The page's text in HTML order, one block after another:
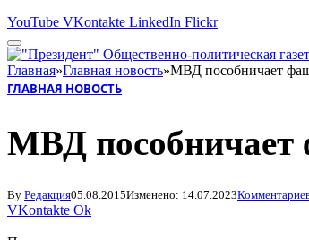
YouTube VKontakte LinkedIn Flickr
Главная»Главная новость»МВД пособничает
ГЛАВНАЯ НОВОСТЬ
МВД пособничает
By Редакция05.08.2015Изменено: 14.07.2023
VKontakte Ok